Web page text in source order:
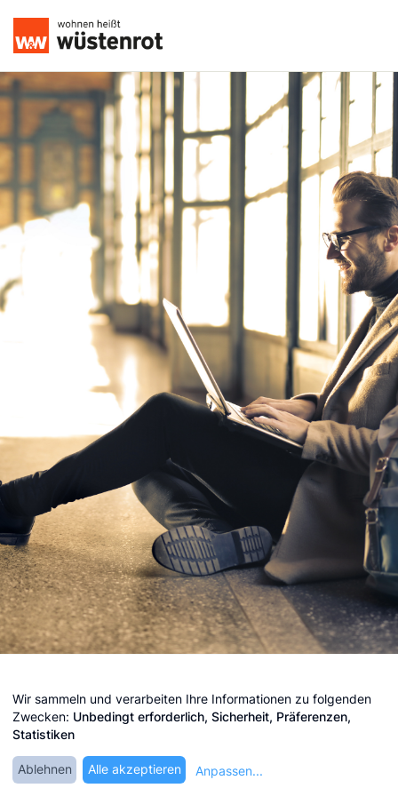
Impressum
Datenschutz
Cookie-Einstellungen bearbeiten
Wir sammeln und verarbeiten Ihre Informationen zu folgenden
Zwecken: Unbedingt erforderlich, Sicherheit, Präferenzen,
Statistiken
Ablehnen Alle akzeptieren Anpassen...